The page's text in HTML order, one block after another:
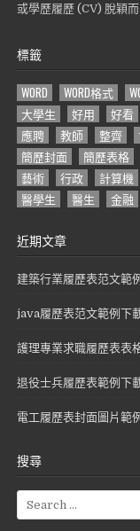
或學歷履歷 (CV) 脫穎而
標籤
WORD WORD格式
大學生
好用 好看
應聘
教師 整齊
簡歷封面
簡歷表格
藝術
行政 計算機
醫學生
醫生 金融
近期文章
建築行業履歷表范文範
java履歷表范文範例下
護理專業求職履歷表表
退役士兵履歷表範例下
電工履歷表封面圖片範
搜尋
e